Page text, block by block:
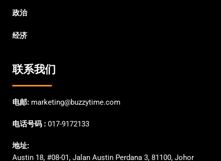
政治
经济
联系我们
电邮: marketing@buzzytime.com
电话号码 : 017-9172133
地址:
Austin 18, #08-01, Jalan Austin Perdana 3, 81100, Johor